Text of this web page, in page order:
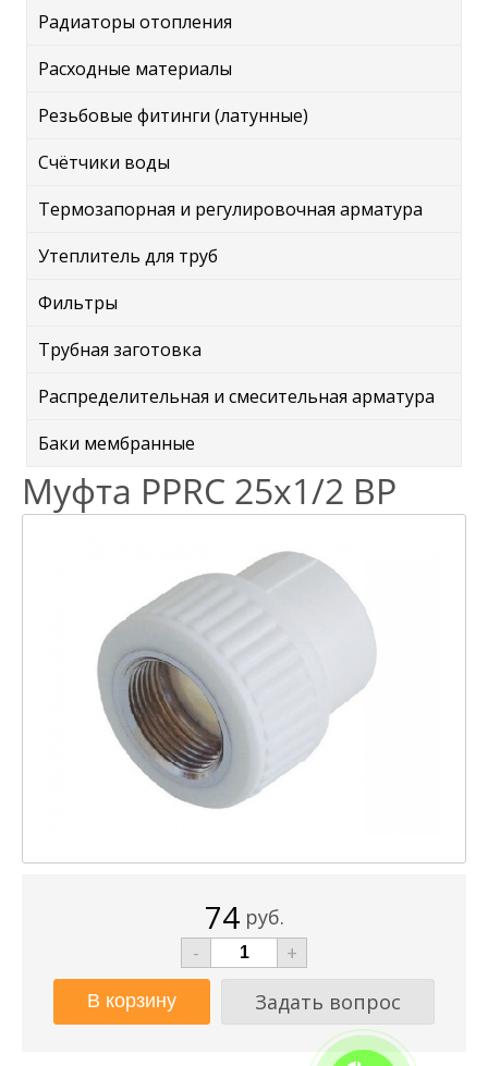
Радиаторы отопления
Расходные материалы
Резьбовые фитинги (латунные)
Счётчики воды
Термозапорная и регулировочная арматура
Утеплитель для труб
Фильтры
Трубная заготовка
Распределительная и смесительная арматура
Баки мембранные
Муфта PPRC 25х1/2 ВР
74 руб.
-
+
Задать вопрос